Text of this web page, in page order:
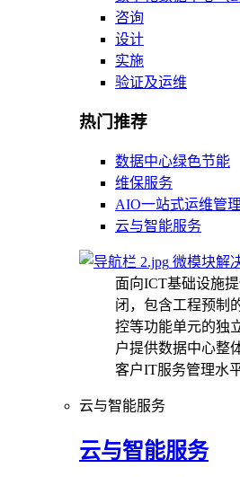
咨询
设计
实施
验证及运维
热门推荐
数据中心绿色节能
维保服务
AIO一站式运维管
云与智能服务
微模块解
面向ICT基础设施
闭，包含工程预制
控等功能单元的独
户提供数据中心整
客户IT服务管理水平
云与智能服务
云与智能服务